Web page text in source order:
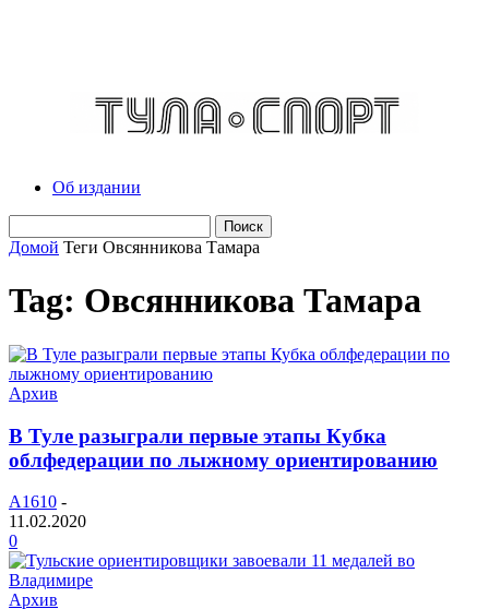
Об издании
Домой Теги Овсянникова Тамара
Tag: Овсянникова Тамара
Архив
В Туле разыграли первые этапы Кубка
облфедерации по лыжному ориентированию
A1610 -
11.02.2020
0
Архив